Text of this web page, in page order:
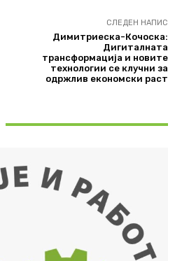
СЛЕДЕН НАПИС
Димитриеска-Кочоска:
Дигиталната
трансформација и новите
технологии се клучни за
одржлив економски раст